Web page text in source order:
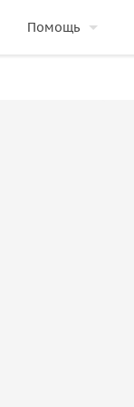
Помощь